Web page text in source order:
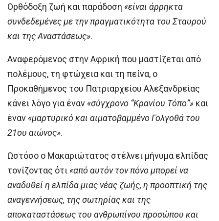
Ορθόδοξη ζωή και παράδοση «είναι άρρηκτα
συνδεδεμένες με την πραγματικότητα του Σταυρού
και της Αναστάσεως».
Αναφερόμενος στην Αφρική που μαστίζεται από
πολέμους, τη φτώχεια και τη πείνα, ο
Προκαθήμενος του Πατριαρχείου Αλεξανδρείας
κάνει λόγο για έναν «σύγχρονο “Κρανίου Τόπο”» και
έναν «μαρτυρικό και αιματοβαμμένο Γολγοθά του
21ου αιώνος».
Ωστόσο ο Μακαριώτατος στέλνει μήνυμα ελπίδας
τονίζοντας ότι «από αυτόν τον πόνο μπορεί να
αναδυθεί η ελπίδα μιας νέας ζωής, η προοπτική της
αναγεννήσεως, της σωτηρίας και της
αποκαταστάσεως του ανθρωπίνου προσώπου και